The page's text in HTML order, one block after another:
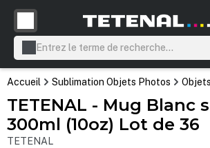
principal
Accueil Sublimation Objets Photos
TETENAL - Mug Blanc
300ml (10oz) Lot de 36
TETENAL